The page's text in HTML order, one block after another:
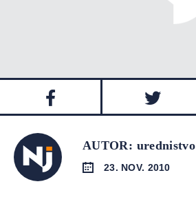
AUTOR: urednistvo
23. NOV. 2010